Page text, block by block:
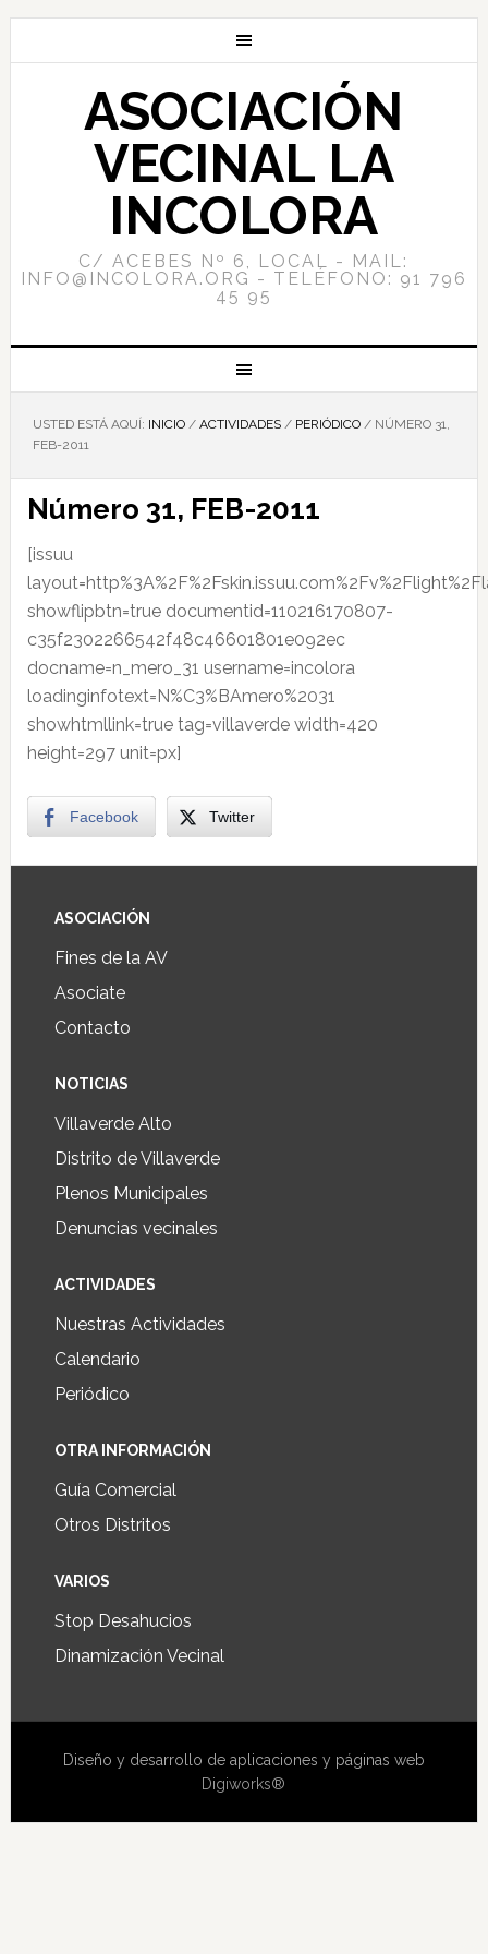
ASOCIACIÓN
VECINAL LA
INCOLORA
C/ ACEBES Nº 6, LOCAL - MAIL:
INFO@INCOLORA.ORG - TELÉFONO: 91 796
45 95
USTED ESTÁ AQUÍ: INICIO / ACTIVIDADES / PERIÓDICO /NÚMERO 31,
FEB-2011
Número 31, FEB-2011
[issuu
showflipbtn=true documentid=110216170807-
c35f2302266542f48c46601801e092ec
docname=n_mero_31 username=incolora
loadinginfotext=N%C3%BAmero%2031
showhtmllink=true tag=villaverde width=420
height=297 unit=px]
Facebook Twitter
ASOCIACIÓN
Fines de la AV
Asociate
Contacto
NOTICIAS
Villaverde Alto
Distrito de Villaverde
Plenos Municipales
Denuncias vecinales
ACTIVIDADES
Nuestras Actividades
Calendario
Periódico
OTRA INFORMACIÓN
Guía Comercial
Otros Distritos
VARIOS
Stop Desahucios
Dinamización Vecinal
Diseño y desarrollo de aplicaciones y páginas web
Digiworks®